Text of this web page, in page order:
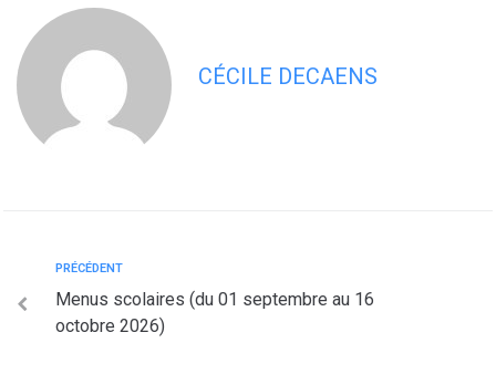
CÉCILE DECAENS
PRÉCÉDENT
Menus scolaires (du 01 septembre au 16
octobre 2026)